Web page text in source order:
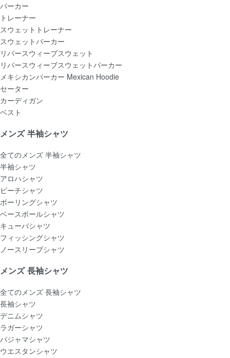
パーカー
トレーナー
スウェットトレーナー
スウェットパーカー
リバースウィーブスウェット
リバースウィーブスウェットパーカー
メキシカンパーカー Mexican Hoodie
セーター
カーディガン
ベスト
メンズ 半袖シャツ
全てのメンズ 半袖シャツ
半袖シャツ
アロハシャツ
ビーチシャツ
ボーリングシャツ
ベースボールシャツ
キューバシャツ
フィッシングシャツ
ノースリーブシャツ
メンズ 長袖シャツ
全てのメンズ 長袖シャツ
長袖シャツ
デニムシャツ
ラガーシャツ
パジャマシャツ
ウエスタンシャツ